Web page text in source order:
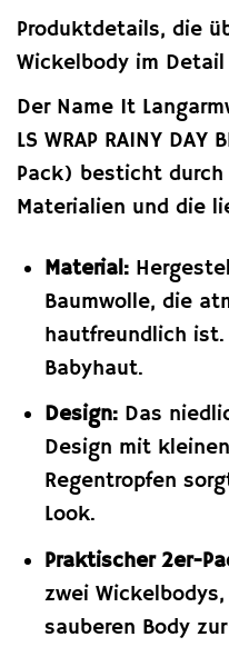
Produktdetails, die
Wickelbody im Detail
Der Name It
LS WRAP RAINY
Pack) besticht
Materialien und die
Material:
Baumwolle, die
hautfreundlich
Babyhaut.
Design:Das
Design mit
Regentropfen
Look.
Praktischer 2er-
zwei
sauberen Body